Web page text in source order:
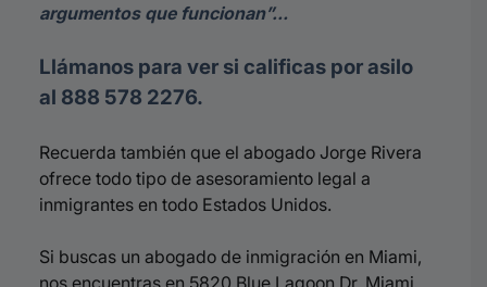
argumentos que funcionan”…
Llámanos para ver si calificas por asilo
al 888 578 2276.
Recuerda también que el abogado Jorge Rivera
ofrece todo tipo de asesoramiento legal a
inmigrantes en todo Estados Unidos.
Si buscas un abogado de inmigración en Miami,
nos encuentras en 5820 Blue Lagoon Dr, Miami,